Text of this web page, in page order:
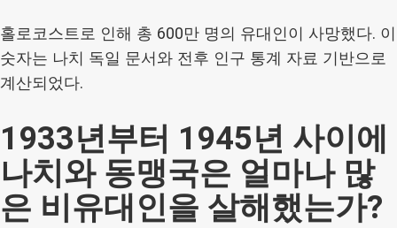
홀로코스트로 인해 총 600만 명의 유대인이 사망했다. 이
숫자는 나치 독일 문서와 전후 인구 통계 자료 기반으로
계산되었다.
1933년부터 1945년 사이에
나치와 동맹국은 얼마나 많
은 비유대인을 살해했는가?